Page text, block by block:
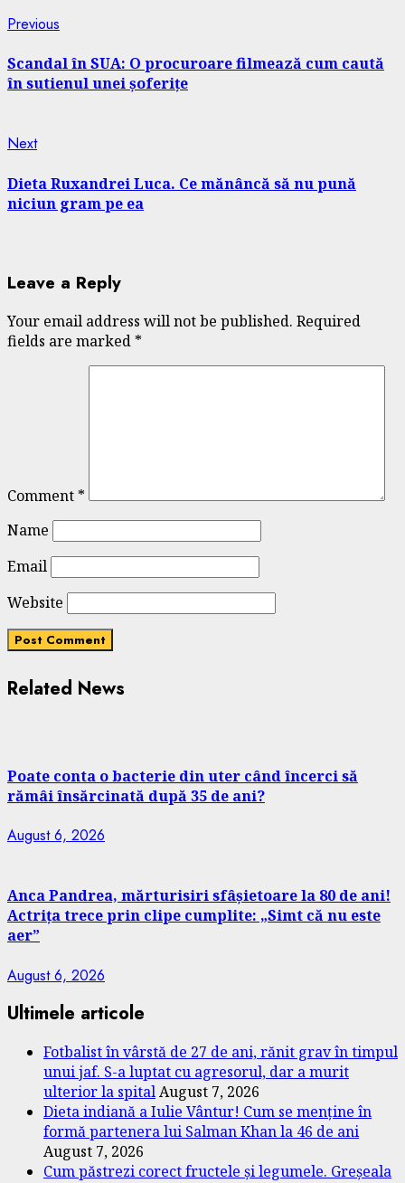
Continue
Reading
Previous
Scandal în SUA: O procuroare filmează cum caută
în sutienul unei șoferițe
NextNext
Dieta Ruxandrei Luca. Ce mănâncă să nu pună
niciun gram pe ea
Leave a Reply
Your email address will not be published. Required
fields are marked *
Comment *
Name
Email
Website
Related News
Poate conta o bacterie din uter când încerci să
rămâi însărcinată după 35 de ani?
August 6, 2026
Anca Pandrea, mărturisiri sfâșietoare la 80 de ani!
Actrița trece prin clipe cumplite: „Simt că nu este
aer”
August 6, 2026
Ultimele articole
Fotbalist în vârstă de 27 de ani, rănit grav în timpul
unui jaf. S-a luptat cu agresorul, dar a murit
ulterior la spitalAugust 7, 2026
Dieta indiană a Iulie Vântur! Cum se menține în
formă partenera lui Salman Khan la 46 de ani
August 7, 2026
Cum păstrezi corect fructele și legumele. Greșeala